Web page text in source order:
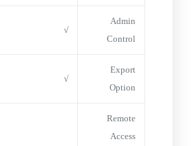
Admin
Control
√
Export
Option
√
Remote
Access